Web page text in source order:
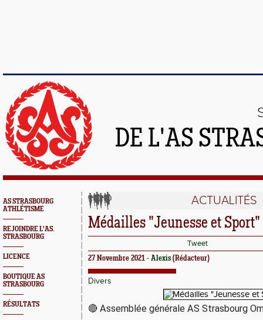
DE L'AS
AS STRASBOURG
ATHLÉTISME
REJOINDRE L'AS.
STRASBOURG
LICENCE
BOUTIQUE AS
STRASBOURG
RÉSULTATS
ACTUALITÉS
Médailles "Jeunesse et Sport"
Tweet
27 Novembre 2021 - Alexis(Rédacteur)
Divers
🔴 Assemblée générale AS Strasbourg